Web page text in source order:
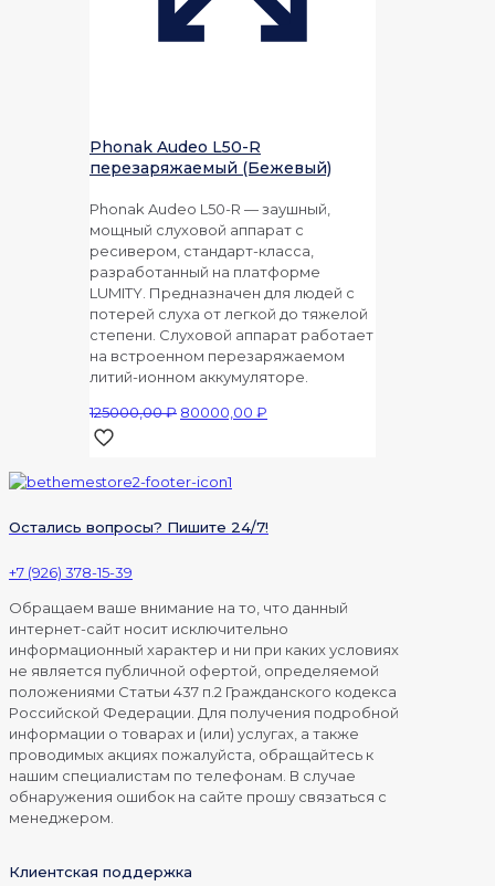
Phonak Audeo L50-R
перезаряжаемый (Бежевый)
Phonak Audeo L50-R — заушный,
мощный слуховой аппарат с
ресивером, стандарт-класса,
разработанный на платформе
LUMITY. Предназначен для людей с
потерей слуха от легкой до тяжелой
степени. Слуховой аппарат работает
на встроенном перезаряжаемом
литий-ионном аккумуляторе.
125000,00₽ Первоначальная
125000,00 ₽.
80000,00 ₽
Остались вопросы? Пишите 24/7!
+7 (926) 378-15-39
Обращаем ваше внимание на то, что данный
интернет-сайт носит исключительно
информационный характер и ни при каких условиях
не является публичной офертой, определяемой
положениями Статьи 437 п.2 Гражданского кодекса
Российской Федерации. Для получения подробной
информации о товарах и (или) услугах, а также
проводимых акциях пожалуйста, обращайтесь к
нашим специалистам по телефонам. В случае
обнаружения ошибок на сайте прошу связаться с
менеджером.
Клиентская поддержка